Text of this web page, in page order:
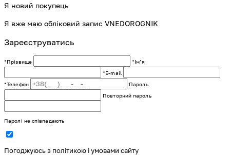
Я новий покупець
Я вже маю обліковий запис VNEDOROGNIK
Зареєструватись
*Прізвище
*Імʼя
*E-mail
*Телефон
Пароль
Повторний пароль
Паролі не співпадають
Погоджуюсь з політикою і умовами сайту